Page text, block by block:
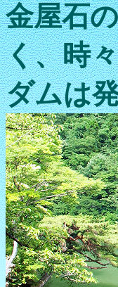
金屋石
く、時
ダムは